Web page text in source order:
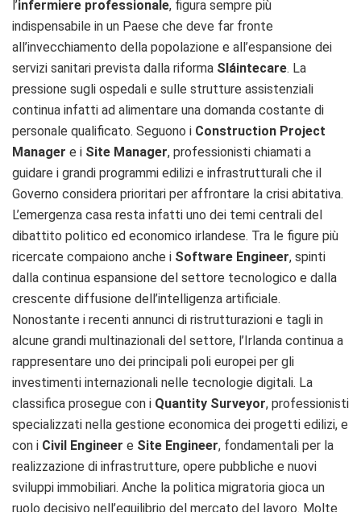
l’infermiere professionale, figura sempre più
indispensabile in un Paese che deve far fronte
all’invecchiamento della popolazione e all’espansione dei
servizi sanitari prevista dalla riforma Sláintecare. La
pressione sugli ospedali e sulle strutture assistenziali
continua infatti ad alimentare una domanda costante di
personale qualificato. Seguono i Construction Project
Manager e i Site Manager, professionisti chiamati a
guidare i grandi programmi edilizi e infrastrutturali che il
Governo considera prioritari per affrontare la crisi abitativa.
L’emergenza casa resta infatti uno dei temi centrali del
dibattito politico ed economico irlandese. Tra le figure più
ricercate compaiono anche i Software Engineer, spinti
dalla continua espansione del settore tecnologico e dalla
crescente diffusione dell’intelligenza artificiale.
Nonostante i recenti annunci di ristrutturazioni e tagli in
alcune grandi multinazionali del settore, l’Irlanda continua a
rappresentare uno dei principali poli europei per gli
investimenti internazionali nelle tecnologie digitali. La
classifica prosegue con i Quantity Surveyor, professionisti
specializzati nella gestione economica dei progetti edilizi, e
con i Civil Engineer e Site Engineer, fondamentali per la
realizzazione di infrastrutture, opere pubbliche e nuovi
sviluppi immobiliari. Anche la politica migratoria gioca un
ruolo decisivo nell’equilibrio del mercato del lavoro. Molte